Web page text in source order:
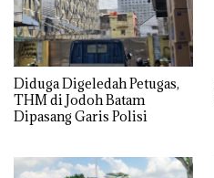
Diduga Digeledah Petugas,
THM di Jodoh Batam
Dipasang Garis Polisi